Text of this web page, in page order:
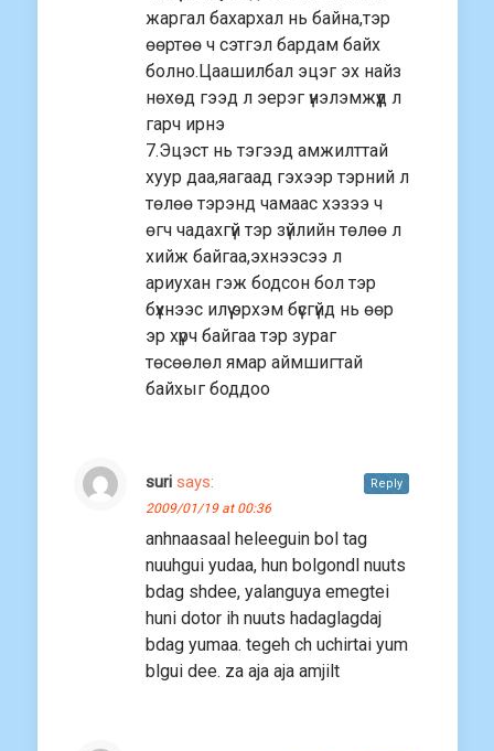
жаргал бахархал нь байна,тэр
өөртөө ч сэтгэл бардам байх
болно.Цаашилбал эцэг эх найз
нөхөд гээд л эерэг үнэлэмжүүд л
гарч ирнэ
7.Эцэст нь тэгээд амжилттай
хуур даа,яагаад гэхээр тэрний л
төлөө тэрэнд чамаас хэзээ ч
өгч чадахгүй тэр зүйлийн төлөө л
хийж байгаа,эхнээсээ л
ариухан гэж бодсон бол тэр
бүхнээс илүү эрхэм бүсгүйд нь өөр
эр хүрч байгаа тэр зураг
төсөөлөл ямар аймшигтай
байхыг боддоо
suri says:
2009/01/19 at 00:36
anhnaasaal heleeguin bol tag
nuuhgui yudaa, hun bolgondl nuuts
bdag shdee, yalanguya emegtei
huni dotor ih nuuts hadaglagdaj
bdag yumaa. tegeh ch uchirtai yum
blgui dee. za aja aja amjilt
Reply